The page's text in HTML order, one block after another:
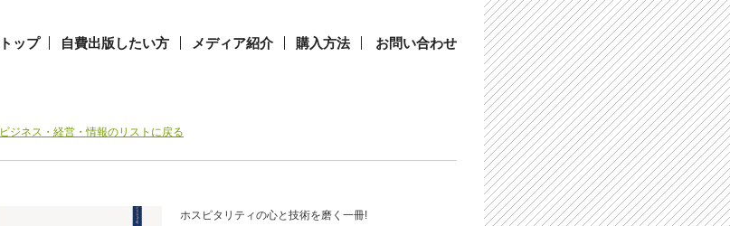
トップ 自費出版したい方 メディア紹介 購入方法 お問い合わせ
ビジネス・経営・情報のリストに戻る
ホスピタリティの心と技術を磨く一冊!